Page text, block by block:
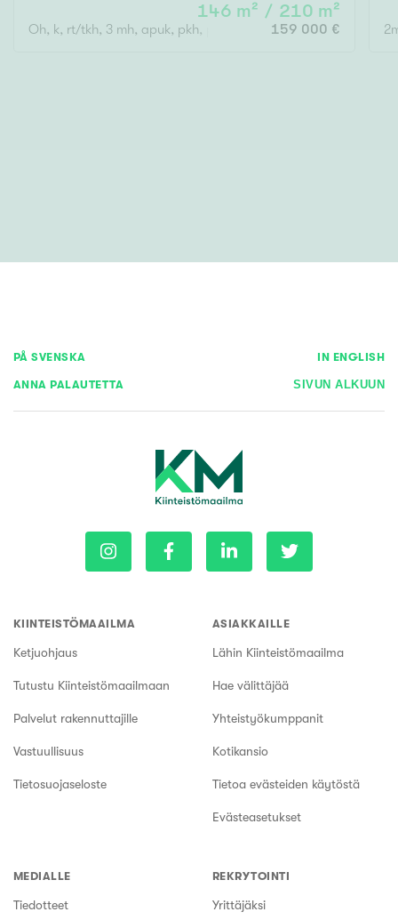
146 m² / 210 m²
Oh, k, rt/tkh, 3 mh, apuk, pkh, ph, s, 2vh, tekninen tila
159 000 €
PÅ SVENSKA IN ENGLISH
ANNA PALAUTETTA SIVUN ALKUUN
KIINTEISTÖMAAILMA
Ketjuohjaus
Tutustu Kiinteistömaailmaan
Palvelut rakennuttajille
Vastuullisuus
Tietosuojaseloste
ASIAKKAILLE
Lähin Kiinteistömaailma
Hae välittäjää
Yhteistyökumppanit
Kotikansio
Tietoa evästeiden käytöstä
Evästeasetukset
MEDIALLE
Tiedotteet
REKRYTOINTI
Yrittäjäksi